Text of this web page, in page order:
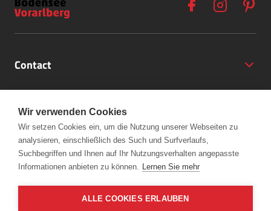
Contact
+43 (5572) 40797
office@bodensee-vorarlberg.com
Opening Hours
Partner
Links
Wir verwenden Cookies
Wir setzen Cookies ein, um die Nutzung unserer Webseiten zu
analysieren, einschließlich des Such und Surfverlaufs,
Suchbegriffen und Ihnen auf Ihr Nutzungsverhalten angepasste
Informationen anbieten zu können. Lernen Sie mehr
ALLE COOKIES ERLAUBEN